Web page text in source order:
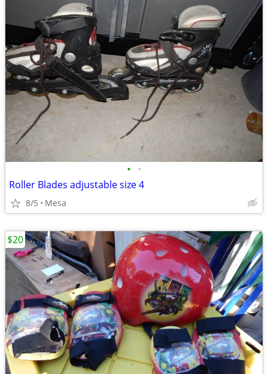
• •
Roller Blades adjustable size 4
8/5 Mesa
$20